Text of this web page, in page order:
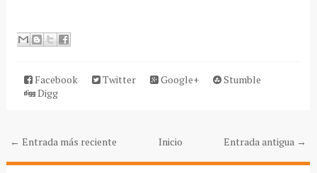
Facebook Twitter Google+
Stumble
Digg
← Entrada más reciente Entrada antigua →
Inicio